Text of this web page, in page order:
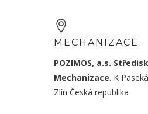
MECHANIZACE
POZIMOS, a.s.
Mechanizace. K
Zlín Česká republika